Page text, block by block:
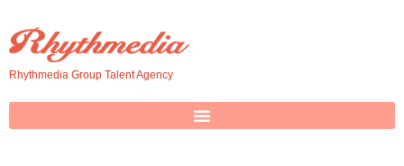
Rhythmedia Group Talent Agency